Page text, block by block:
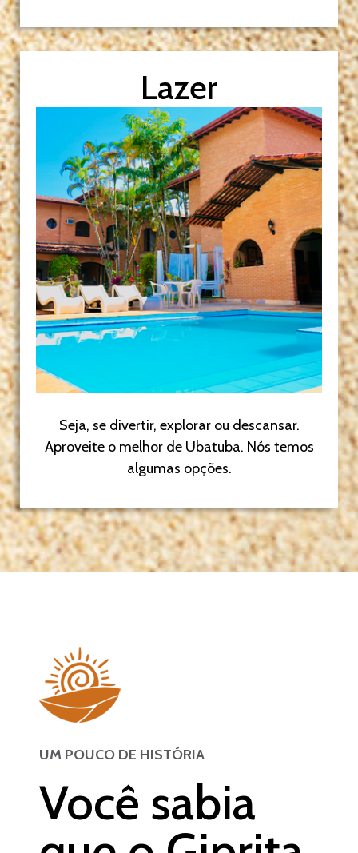
Lazer
Seja, se divertir, explorar ou descansar.
Aproveite o melhor de Ubatuba. Nós temos
algumas opções.
UM POUCO DE HISTÓRIA
Você sabia